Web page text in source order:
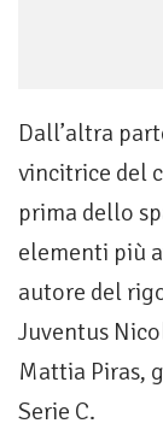
Dall’altra
vincitrice del
prima dello
elementi più
autore del
Juventus
Mattia Piras,
Serie C.